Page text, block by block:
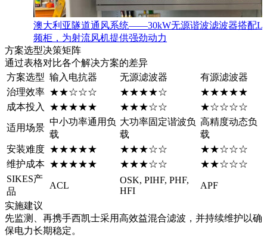
澳大利亚隧道通风系统——30kW无源谐波滤波器搭配
频柜，为射流风机提供强劲动力
方案选型决策矩阵
通过表格对比各个解决方案的差异
方案选型 输入电抗器 无源滤波器
有源滤波器
治理效率 ★★☆☆☆ ★★★★☆
★★★★★
成本投入
★★★★★ ★★★☆☆ ★☆☆☆☆
适用场景
中小功率通用负
载
大功率固定谐波负
载
高精度动态负
载
安装难度 ★★★★★ ★★★☆☆
★★☆☆☆
维护成本 ★★★★★ ★★★☆☆
★★☆☆☆
SIKES产
品
ACL
OSK, PIHF, PHF,
HFI
APF
实施建议
先监测、再携手西凯士采用高效益混合滤波，并持续维护以确
保电力长期稳定。